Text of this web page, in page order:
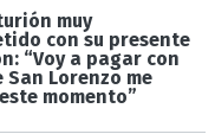
muy
con su presente
“Voy a pagar con
San Lorenzo me
momento”